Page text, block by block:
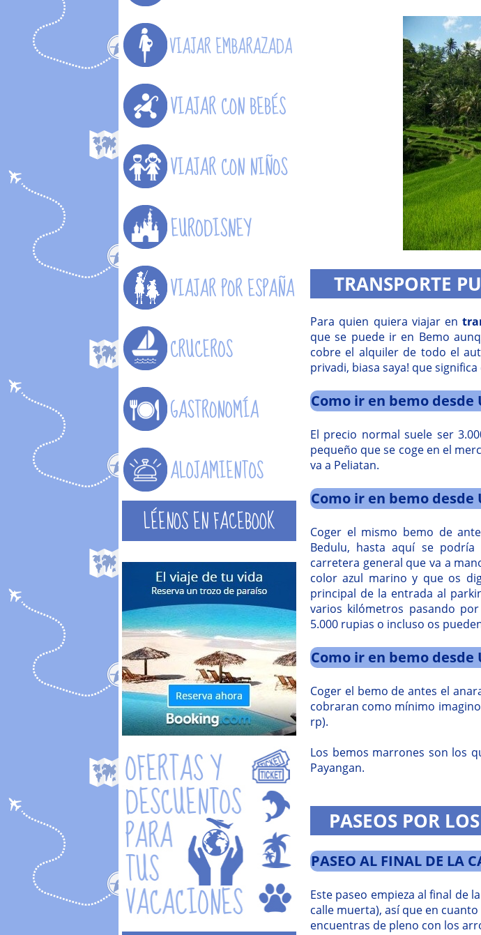
TRANSPORTE
Para quien quiera viajar en
que se puede ir en Bemo
cobre el alquiler de todo el
privadi, biasa saya! que
Como ir en bemo desde
El precio normal suele ser
pequeño que se coge en el
va a Peliatan.
Como ir en bemo desde
Coger el mismo bemo de
Bedulu, hasta aquí se
carretera general que va a
color azul marino y que os
principal de la entrada al
varios kilómetros pasando
5.000 rupias o incluso os
Como ir en bemo desde
Coger el bemo de antes el
cobraran como mínimo
rp).
Los bemos marrones son los
Payangan.
PASEOS POR
PASEO AL FINAL DE LA
Este paseo empieza al final de
calle muerta), así que en
encuentras de pleno con los
LÉENOS EN FACEBOOK